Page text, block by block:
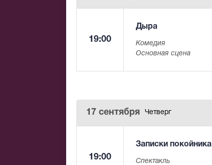
19:00
Дыра
Комедия
Основная сцена
17 сентября Четверг
19:00
Записки покойника
Спектакль